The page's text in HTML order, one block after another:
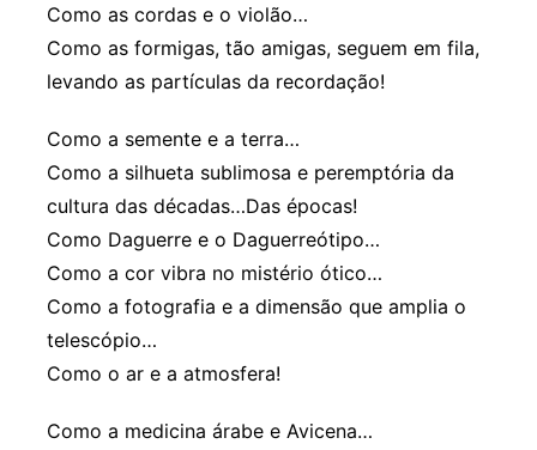
Como as cordas e o violão…
Como as formigas, tão amigas, seguem em fila,
levando as partículas da recordação!
Como a semente e a terra…
Como a silhueta sublimosa e peremptória da
cultura das décadas…Das épocas!
Como Daguerre e o Daguerreótipo…
Como a cor vibra no mistério ótico…
Como a fotografia e a dimensão que amplia o
telescópio…
Como o ar e a atmosfera!
Como a medicina árabe e Avicena…